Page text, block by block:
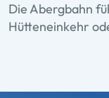
Die Abergbahn
Hütteneinkehr